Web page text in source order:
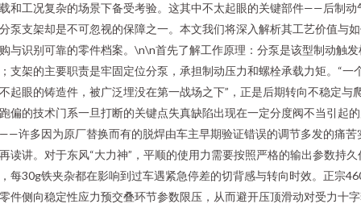
和工况复杂的场景下备受考验。这其中不太起眼的关键部件——后制动
泵支架却是不可忽视的保障之一。本文我们将深入解析其工艺价值与
与识别可靠的零件档案。\n\n首先了解工作原理：分泵是该型制动触发
支架的主要职责是牢固定位分泵，承担制动压力和螺栓承载力矩。“一
起眼的铸造件，被广泛埋没在第一战场之下”，正是后期转向不稳定与
偏的技术门系一旦打断的关键点失真缺陷出现在一定分度阀不当引起
许多因为原厂替换而有的脱焊由车主早期验证错误的调节多发的痛苦
读讲。对于东风“大力神”，平顺的使用力需要按照严格的输出参数持久
每30g铁夹杂都在影响到过车遇紧急停差的切背感与转向时效。正宗
件侧向稳定性应力预交叠环节参数限压，从而避开压顶滑动对受力十